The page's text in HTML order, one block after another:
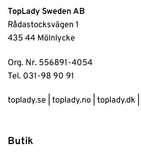
TopLady Sweden AB
Rådastocksvägen 1
435 44 Mölnlycke
Org. Nr. 556891-4054
Tel. 031-98 90 91
toplady.se toplady.no toplady.dk
Butik